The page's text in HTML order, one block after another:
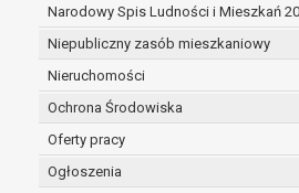
Narodowy Spis Ludności i Mieszkań
Niepubliczny zasób mieszkaniowy
Nieruchomości
Ochrona Środowiska
Oferty pracy
Ogłoszenia
której dane
dochodzenia
osoba, której
stronie
gdy łącznie spełnione